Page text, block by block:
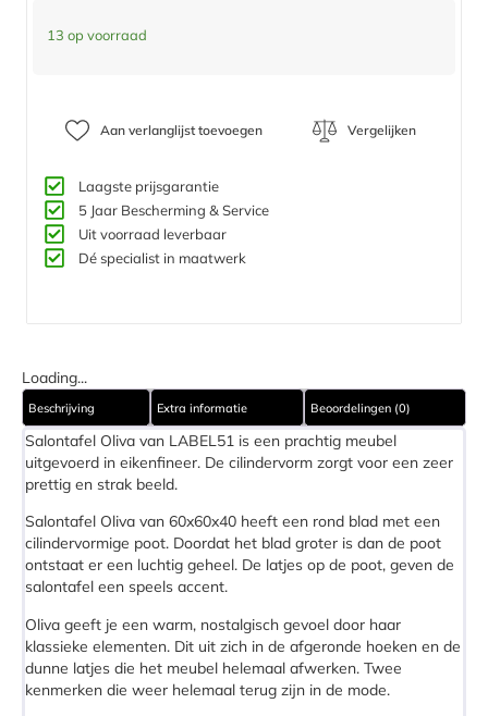
13 op voorraad
Aan verlanglijst toevoegen Vergelijken
Laagste prijsgarantie
5 Jaar Bescherming & Service​
Uit voorraad leverbaar
Dé specialist in maatwerk
Loading...
Beschrijving Extra informatie Beoordelingen (0)
Salontafel Oliva van LABEL51 is een prachtig meubel
uitgevoerd in eikenfineer. De cilindervorm zorgt voor een zeer
prettig en strak beeld.
Salontafel Oliva van 60x60x40 heeft een rond blad met een
cilindervormige poot. Doordat het blad groter is dan de poot
ontstaat er een luchtig geheel. De latjes op de poot, geven de
salontafel een speels accent.
Oliva geeft je een warm, nostalgisch gevoel door haar
klassieke elementen. Dit uit zich in de afgeronde hoeken en de
dunne latjes die het meubel helemaal afwerken. Twee
kenmerken die weer helemaal terug zijn in de mode.